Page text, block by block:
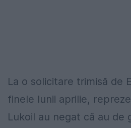
La o solicitare trimisă de
finele lunii aprilie,
Lukoil au negat că au de